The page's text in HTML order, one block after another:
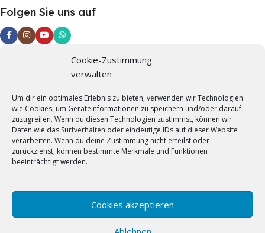
Cookie-Zustimmung
verwalten
Um dir ein optimales Erlebnis zu bieten, verwenden wir Technologien
wie Cookies, um Geräteinformationen zu speichern und/oder darauf
zuzugreifen. Wenn du diesen Technologien zustimmst, können wir
Daten wie das Surfverhalten oder eindeutige IDs auf dieser Website
verarbeiten. Wenn du deine Zustimmung nicht erteilst oder
zurückziehst, können bestimmte Merkmale und Funktionen
beeinträchtigt werden.
Cookies akzeptieren
Folgen Sie uns auf
Informationen
Datenschutzerklärung
AGB
Widerrufsrecht
Jetzt Musterversand nutzen